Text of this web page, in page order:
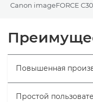
Canon imageFORCE
Технические
Повышенная
Простой